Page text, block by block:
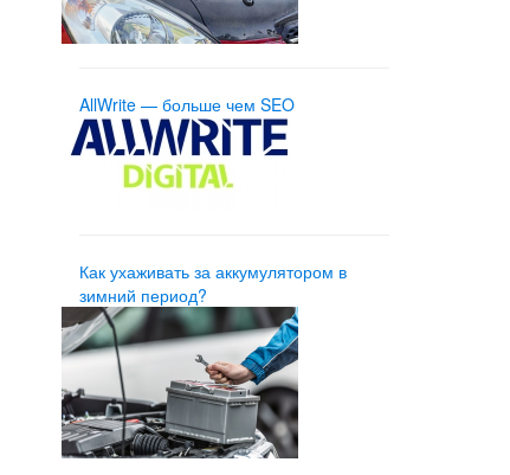
AllWrite — больше чем SEO
Как ухаживать за аккумулятором в
зимний период?